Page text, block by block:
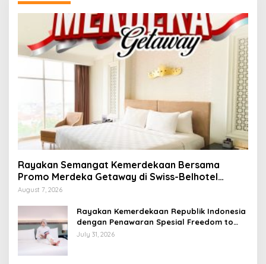
Rayakan Semangat Kemerdekaan Bersama
Promo Merdeka Getaway di Swiss-Belhotel
Lampung
August 7, 2026
Rayakan Kemerdekaan Republik Indonesia
dengan Penawaran Spesial Freedom to
Relax di Holiday Inn Lampung Bukit Randu
July 31, 2026